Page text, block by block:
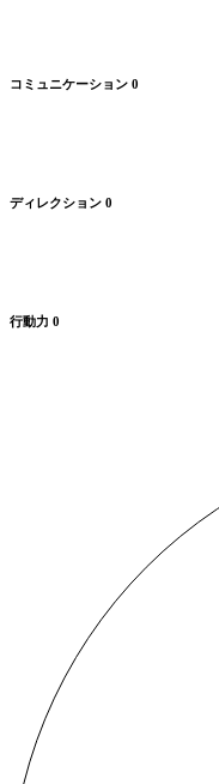
コミュニケーション 0
ディレクション 0
行動力 0